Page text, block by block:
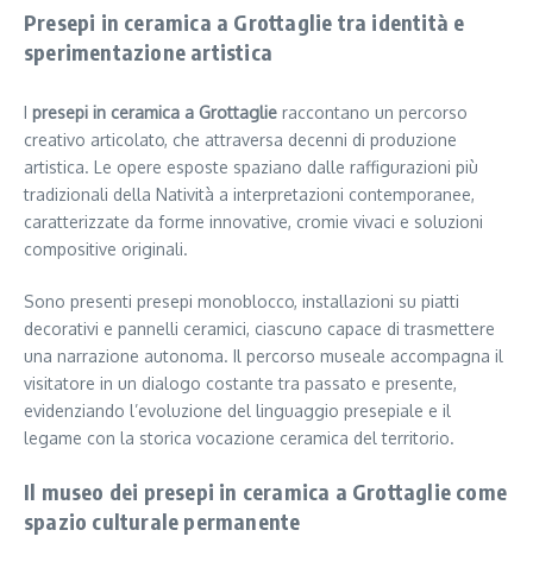
Presepi in ceramica a Grottaglie tra identità e
sperimentazione artistica
I presepi in ceramica a Grottaglie raccontano un percorso
creativo articolato, che attraversa decenni di produzione
artistica. Le opere esposte spaziano dalle raffigurazioni più
tradizionali della Natività a interpretazioni contemporanee,
caratterizzate da forme innovative, cromie vivaci e soluzioni
compositive originali.
Sono presenti presepi monoblocco, installazioni su piatti
decorativi e pannelli ceramici, ciascuno capace di trasmettere
una narrazione autonoma. Il percorso museale accompagna il
visitatore in un dialogo costante tra passato e presente,
evidenziando l’evoluzione del linguaggio presepiale e il
legame con la storica vocazione ceramica del territorio.
Il museo dei presepi in ceramica a Grottaglie come
spazio culturale permanente